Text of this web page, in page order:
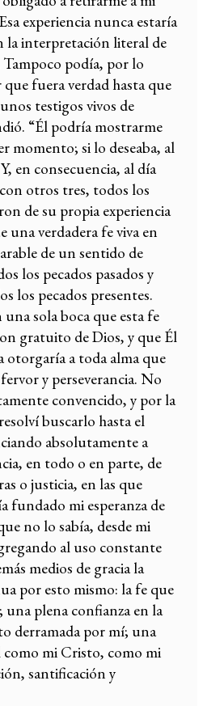
experiencia nunca estaría
la interpretación literal de
Tampoco podía, por lo
fuera verdad hasta que
testigos vivos de
“Él podría mostrarme
momento; si lo deseaba, al
en consecuencia, al día
otros tres, todos los
de su propia experiencia
una verdadera fe viva en
de un sentido de
los pecados pasados ​​y
los pecados presentes.
sola boca que esta fe
gratuito de Dios, y que Él
otorgaría a toda alma que
y perseverancia. No
convencido, y por la
buscarlo hasta el
absolutamente a
en todo o en parte, de
o justicia, en las que
fundado mi esperanza de
no lo sabía, desde mi
al uso constante
medios de gracia la
por esto mismo: la fe que
una plena confianza en la
derramada por mí; una
como mi Cristo, como mi
santificación y